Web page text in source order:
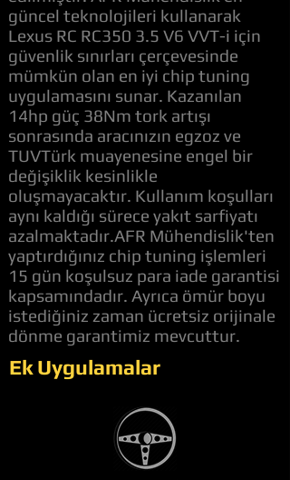
güncel teknolojileri kullanarak
Lexus RC RC350 3.5 V6 VVT-i için
güvenlik sınırları çerçevesinde
mümkün olan en iyi chip tuning
uygulamasını sunar. Kazanılan
14hp güç 38Nm tork artışı
sonrasında aracınızın egzoz ve
TUVTürk muayenesine engel bir
değişiklik kesinlikle
oluşmayacaktır. Kullanım koşulları
aynı kaldığı sürece yakıt sarfiyatı
azalmaktadır.AFR Mühendislik'ten
yaptırdığınız chip tuning işlemleri
15 gün koşulsuz para iade garantisi
kapsamındadır. Ayrıca ömür boyu
istediğiniz zaman ücretsiz orijinale
dönme garantimiz mevcuttur.
Ek Uygulamalar